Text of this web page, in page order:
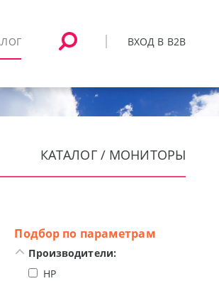
ВХОД В B2B
КАТАЛОГ / МОНИТОРЫ
Подбор по параметрам
Производители:
HP